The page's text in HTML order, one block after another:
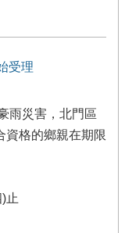
受理
雨災害，北門區
資格的鄉親在期限
止